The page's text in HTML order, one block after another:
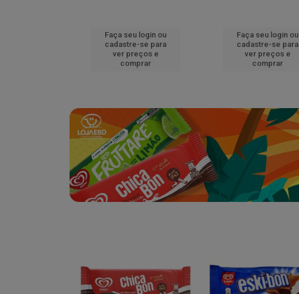
Faça seu login ou
cadastre-se para
ver preços e
comprar
Faça seu login ou
cadastre-se para
ver preços e
comprar